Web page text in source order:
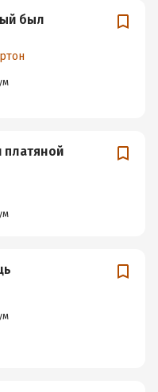
был
платяной